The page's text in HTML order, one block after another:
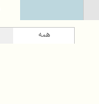
همه